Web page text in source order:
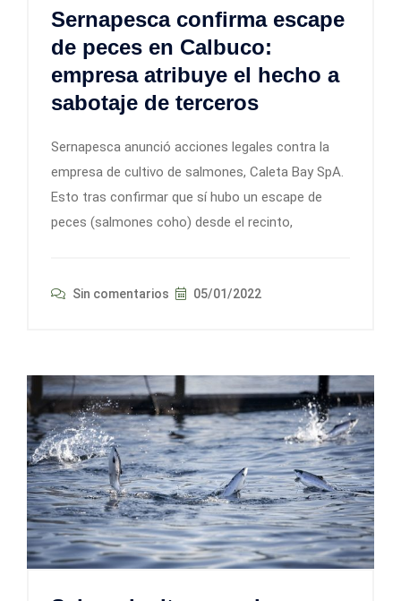
Sernapesca confirma escape
de peces en Calbuco:
empresa atribuye el hecho a
sabotaje de terceros
Sernapesca anunció acciones legales contra la
empresa de cultivo de salmones, Caleta Bay SpA.
Esto tras confirmar que sí hubo un escape de
peces (salmones coho) desde el recinto,
Sin comentarios 05/01/2022